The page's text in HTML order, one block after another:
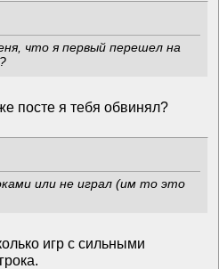
что я первый перешел на
посте я тебя обвинял?
или не играл (им то это
игр с сильными